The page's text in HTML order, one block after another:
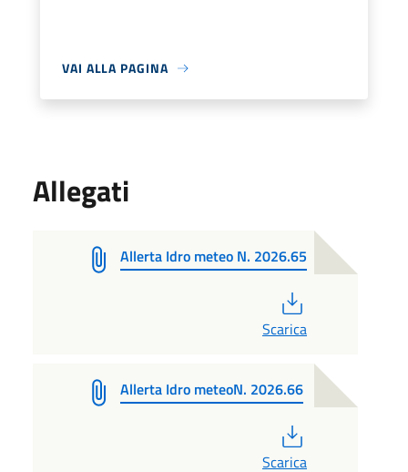
VAI ALLA PAGINA
Allegati
Allerta Idro meteo N. 2026.65
Scarica
Allerta Idro meteoN. 2026.66
Scarica